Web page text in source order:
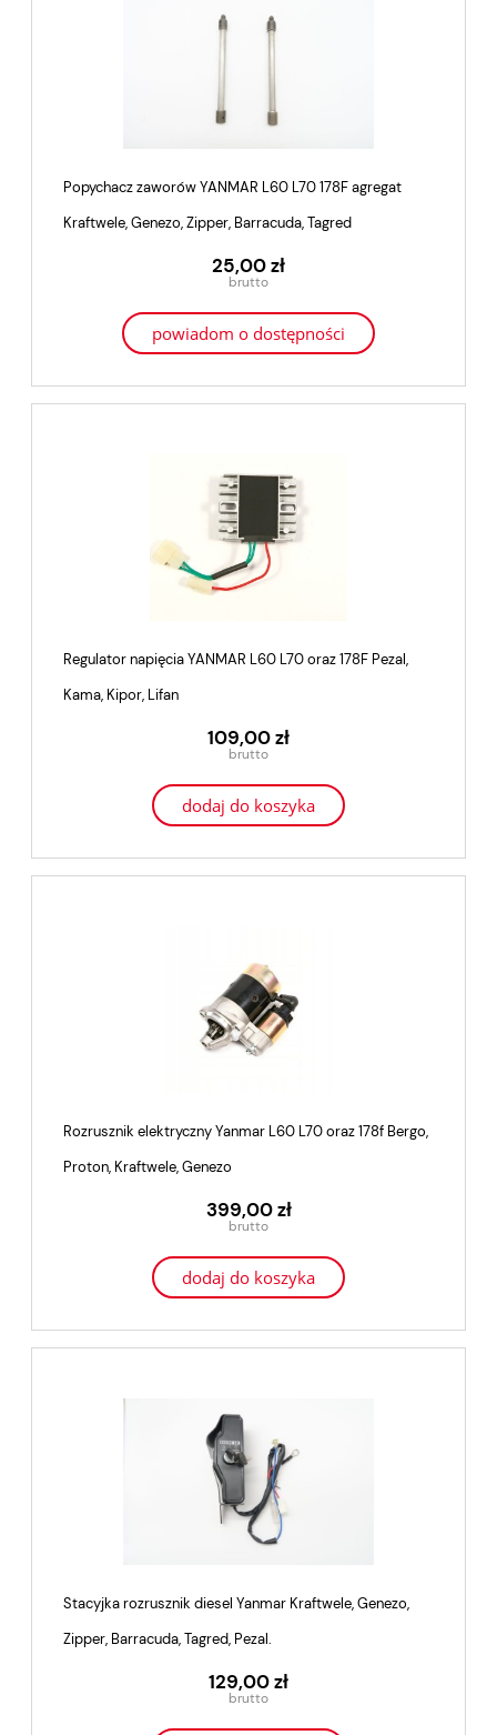
Popychacz zaworów YANMAR L60 L70 178F agregat
Kraftwele, Genezo, Zipper, Barracuda, Tagred
25,00 zł
powiadom o dostępności
Regulator napięcia YANMAR L60 L70 oraz 178F Pezal,
Kama, Kipor, Lifan
109,00 zł
dodaj do koszyka
Rozrusznik elektryczny Yanmar L60 L70 oraz 178f Bergo,
Proton, Kraftwele, Genezo
399,00 zł
dodaj do koszyka
Stacyjka rozrusznik diesel Yanmar Kraftwele, Genezo,
Zipper, Barracuda, Tagred, Pezal.
129,00 zł